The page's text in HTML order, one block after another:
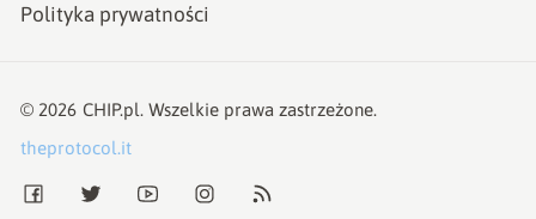
Polityka prywatności
© 2026 CHIP.pl. Wszelkie prawa zastrzeżone.
theprotocol.it